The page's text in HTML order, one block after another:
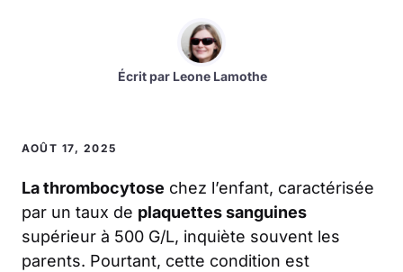
Écrit par Leone Lamothe
AOÛT 17, 2025
La thrombocytose chez l’enfant, caractérisée
par un taux de plaquettes sanguines
supérieur à 500 G/L, inquiète souvent les
parents. Pourtant, cette condition est